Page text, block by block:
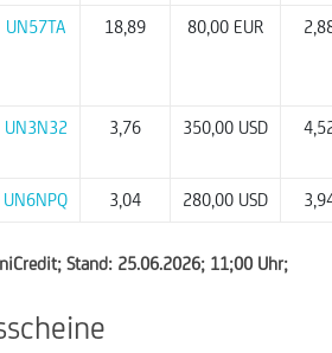
UN57TA 18,89 80,00 EUR
UN3N32 3,76 350,00 USD
UN6NPQ 3,04 280,00 USD
Stand: 25.06.2026; 11;00 Uhr;